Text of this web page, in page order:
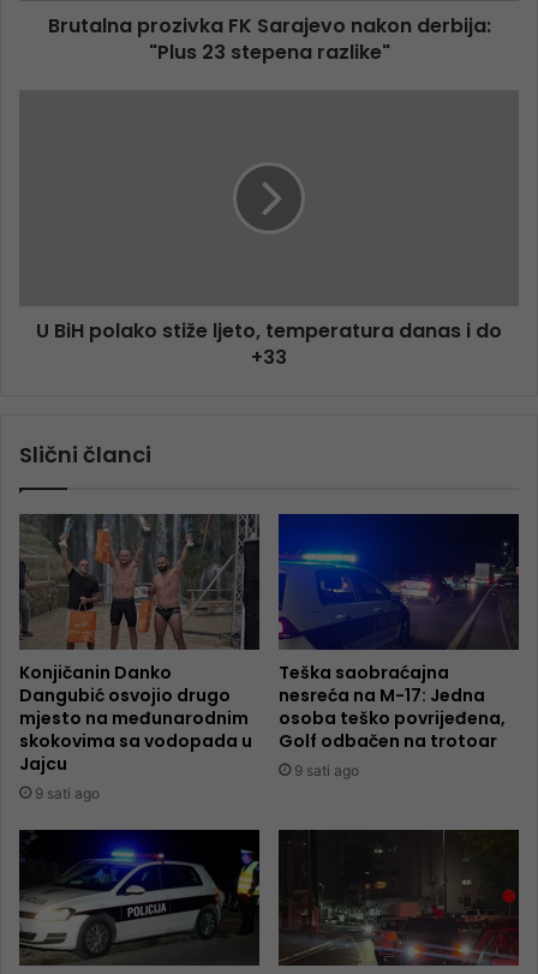
Brutalna prozivka FK Sarajevo nakon derbija:
"Plus 23 stepena razlike"
U BiH polako stiže ljeto, temperatura danas i do
+33
Slični članci
Konjičanin Danko
Dangubić osvojio drugo
mjesto na međunarodnim
skokovima sa vodopada u
Jajcu
9 sati ago
Teška saobraćajna
nesreća na M-17: Jedna
osoba teško povrijeđena,
Golf odbačen na trotoar
9 sati ago